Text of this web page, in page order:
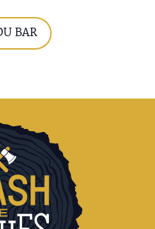
BAR